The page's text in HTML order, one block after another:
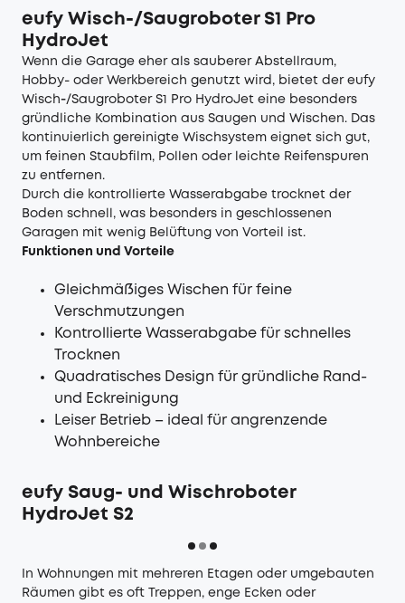
eufy Wisch-/Saugroboter S1 Pro
HydroJet
Wenn die Garage eher als sauberer Abstellraum,
Hobby- oder Werkbereich genutzt wird, bietet der eufy
Wisch‑/Saugroboter S1 Pro HydroJet eine besonders
gründliche Kombination aus Saugen und Wischen. Das
kontinuierlich gereinigte Wischsystem eignet sich gut,
um feinen Staubfilm, Pollen oder leichte Reifenspuren
zu entfernen.
Durch die kontrollierte Wasserabgabe trocknet der
Boden schnell, was besonders in geschlossenen
Garagen mit wenig Belüftung von Vorteil ist.
Funktionen und Vorteile
Gleichmäßiges Wischen für feine
Verschmutzungen
Kontrollierte Wasserabgabe für schnelles
Trocknen
Quadratisches Design für gründliche Rand-
und Eckreinigung
Leiser Betrieb – ideal für angrenzende
Wohnbereiche
eufy Saug- und Wischroboter
HydroJet S2
In Wohnungen mit mehreren Etagen oder umgebauten
Räumen gibt es oft Treppen, enge Ecken oder